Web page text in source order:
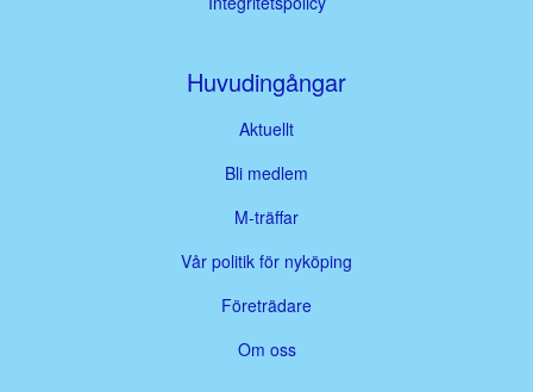
Huvudingångar
Aktuellt
Bli medlem
M-träffar
Vår politik för nyköping
Företrädare
Om oss